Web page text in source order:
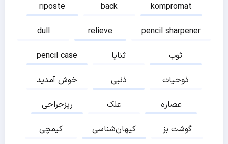
riposte
back
kompromat
dull
relieve
pencil sharpener
pencil case
ثنایا
ثوب
خوش آمدید
ذنبی
ذوحیات
ریزجراحی
علک
عصاره
کیمچی
کیهان‌شناسی
گوشت بز